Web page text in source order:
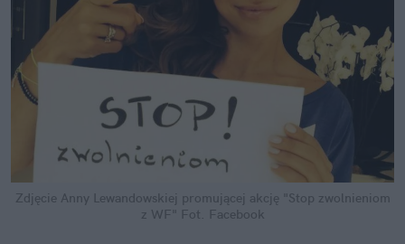
Zdjęcie Anny Lewandowskiej promującej akcję "Stop zwolnieniom
z WF"
Fot. Facebook